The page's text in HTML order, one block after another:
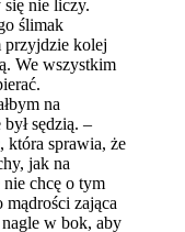
nie liczy.
ślimak
przyjdzie kolej
We wszystkim
na
sędzią. –
która sprawia, że
jak na
chcę o tym
zająca
w bok, aby